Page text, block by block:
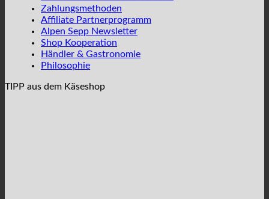
Zahlungsmethoden
Affiliate Partnerprogramm
Alpen Sepp Newsletter
Shop Kooperation
Händler & Gastronomie
Philosophie
TIPP aus dem Käseshop